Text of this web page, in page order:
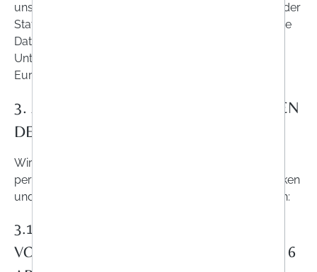
unserer Website eingewilligt haben, z.B. für Zwecke der
Statistik oder des Marketings (siehe Ziffer 7), kann eine
Datenübermittlung an die näher angeführten
Unternehmen in Drittländern außerhalb des
Europäischen Wirtschaftsraums erfolgen.
3. ZWECKE UND RECHTSGRUNDLAGEN
DER DATENVERARBEITUNG
Wir verarbeiten die vorab genannten
personenbezogenen Daten zu den folgenden Zwecken
und auf Grundlage der folgenden Rechtsgrundlagen:
3.1. ERFÜLLUNG VERTRAGLICHER /
VORVERTRAGLICHER PFLICHTEN (ART. 6